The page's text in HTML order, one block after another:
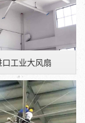
工业大风扇